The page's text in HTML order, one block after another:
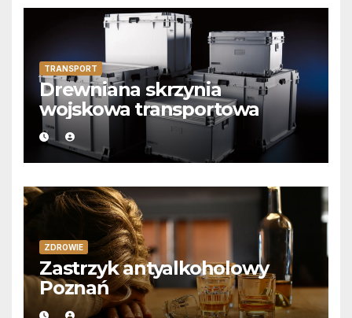
TRANSPORT
Drewniana skrzynia
wojskowa transportowa
ZDROWIE
Zastrzyk antyalkoholowy
Poznań